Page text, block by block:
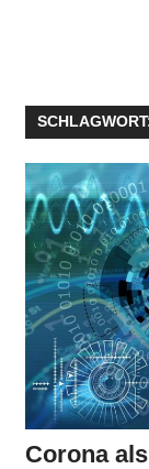
Corona